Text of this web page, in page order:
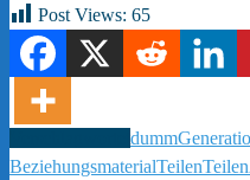
Post Views: 65
dumm
BeziehungsmaterialTeilenTeilen